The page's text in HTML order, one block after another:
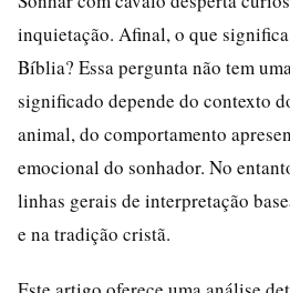
inquietação. Afinal, o que
Bíblia? Essa pergunta não tem
significado depende do contexto
animal, do comportamento
emocional do sonhador. No
linhas gerais de interpretação
e na tradição cristã.